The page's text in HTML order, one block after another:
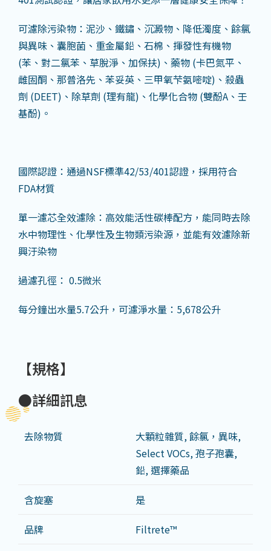
可濾除污染物：泥沙、鐵鏽、沉澱物、降低濁度、餘氯
與異味、囊胞菌、重金屬鉛、石棉、揮發性有機物
(苯、對二氯苯、草脫淨、加保扶)、藥物 (卡巴氮平、
雌固酮、那普洛先、苯妥英、三甲氧芐氨嘧啶)、殺蟲
劑 (DEET)、除草劑 (理有龍)、化學化合物 (雙酚A、壬
基酚)。
國際認證：通過NSF標準42/53/401認證，採用符合
FDA材質
單一濾芯全效濾除：高效能活性碳棒配方，能同時去除
水中物理性、化學性及生物類污染源，並能有效濾除新
興汙染物
過濾孔徑： 0.5微米
每分鐘出水量5.7公升，可濾淨水量：5,678公升
【規格】
●詳細訊息
去除物質
大顆粒雜質, 餘氯，異味,
Select VOCs, 孢子孢囊,
鉛, 選擇藥品
含旋塞 是
品牌 Filtrete™